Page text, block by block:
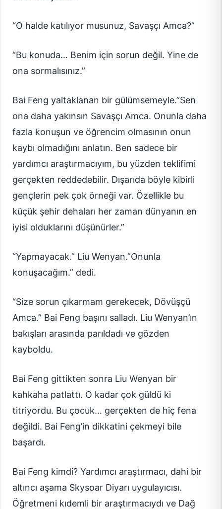
“O halde katılıyor musunuz, Savaşçı Amca?”
“Bu konuda… Benim için sorun değil. Yine de
ona sormalısınız.”
Bai Feng yaltaklanan bir gülümsemeyle.”Sen
ona daha yakınsın Savaşçı Amca. Onunla daha
fazla konuşun ve öğrencim olmasının onun
kaybı olmadığını anlatın. Ben sadece bir
yardımcı araştırmacıyım, bu yüzden teklifimi
gerçekten reddedebilir. Dışarıda böyle kibirli
gençlerin pek çok örneği var. Özellikle bu
küçük şehir dehaları her zaman dünyanın en
iyisi olduklarını düşünürler.”
“Yapmayacak.” Liu Wenyan.”Onunla
konuşacağım.” dedi.
“Size sorun çıkarmam gerekecek, Dövüşçü
Amca.” Bai Feng başını salladı. Liu Wenyan’ın
bakışları arasında parıldadı ve gözden
kayboldu.
Bai Feng gittikten sonra Liu Wenyan bir
kahkaha patlattı. O kadar çok güldü ki
titriyordu. Bu çocuk… gerçekten de hiç fena
değildi. Bai Feng’in dikkatini çekmeyi bile
başardı.
Bai Feng kimdi? Yardımcı araştırmacı, dahi bir
altıncı aşama Skysoar Diyarı uygulayıcısı.
Öğretmeni kıdemli bir araştırmacıydı ve Dağ